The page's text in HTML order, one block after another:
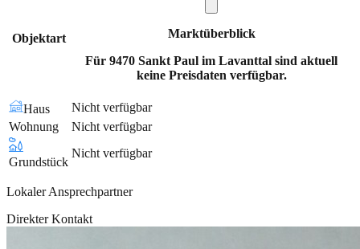
Objektart
Marktüberblick
Für 9470 Sankt Paul im Lavanttal sind aktuell
keine Preisdaten verfügbar.
Haus
Nicht verfügbar
Wohnung
Nicht verfügbar
Grundstück
Nicht verfügbar
Lokaler Ansprechpartner
Direkter Kontakt